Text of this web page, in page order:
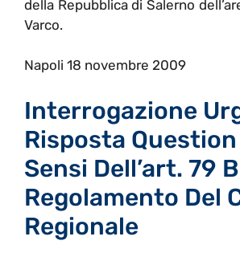
della Repubblica di Salerno
Varco.
Napoli 18 novembre 2009
Interrogazione
Risposta Question
Sensi Dell’art. 79
Regolamento Del
Regionale